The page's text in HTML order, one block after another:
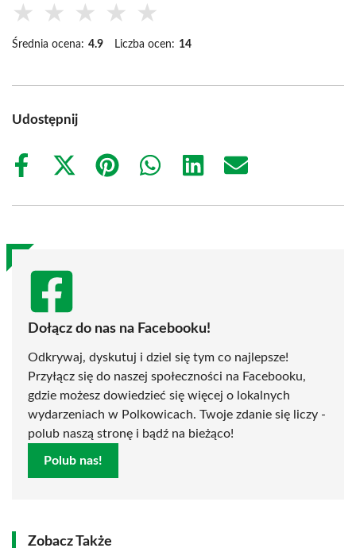
★ ★ ★ ★ ★
Średnia ocena: 4.9 Liczba ocen: 14
Udostępnij
Share
Share
(Twitter)
Share
Share
Share
Share
Dołącz do nas na Facebooku!
Odkrywaj, dyskutuj i dziel się tym co najlepsze!
Przyłącz się do naszej społeczności na Facebooku,
gdzie możesz dowiedzieć się więcej o lokalnych
wydarzeniach w Polkowicach. Twoje zdanie się liczy -
polub naszą stronę i bądź na bieżąco!
Polub nas!
Zobacz Także